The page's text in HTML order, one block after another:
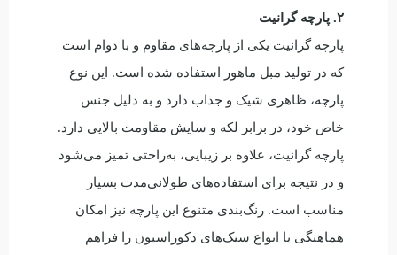
۲. پارچه گرانیت
پارچه گرانیت یکی از پارچه‌های مقاوم و با دوام است
که در تولید مبل ماهور استفاده شده است. این نوع
پارچه، ظاهری شیک و جذاب دارد و به دلیل جنس
خاص خود، در برابر لکه و سایش مقاومت بالایی دارد.
پارچه گرانیت، علاوه بر زیبایی، به‌راحتی تمیز می‌شود
و در نتیجه برای استفاده‌های طولانی‌مدت بسیار
مناسب است. رنگ‌بندی متنوع این پارچه نیز امکان
هماهنگی با انواع سبک‌های دکوراسیون را فراهم